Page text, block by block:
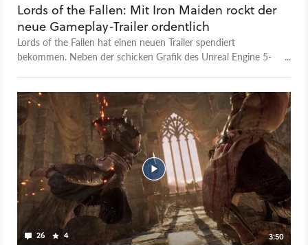
Lords of the Fallen: Mit Iron Maiden rockt der
neue Gameplay-Trailer ordentlich
Lords of the Fallen hat einen neuen Trailer spendiert
bekommen. Neben der schicken Grafik des Unreal Engine 5-
Außerdem wurde der Release bekannt gegeben: Am 13.
Oktober 2023 erscheint Lords of the Fallen.
26 4
3:50